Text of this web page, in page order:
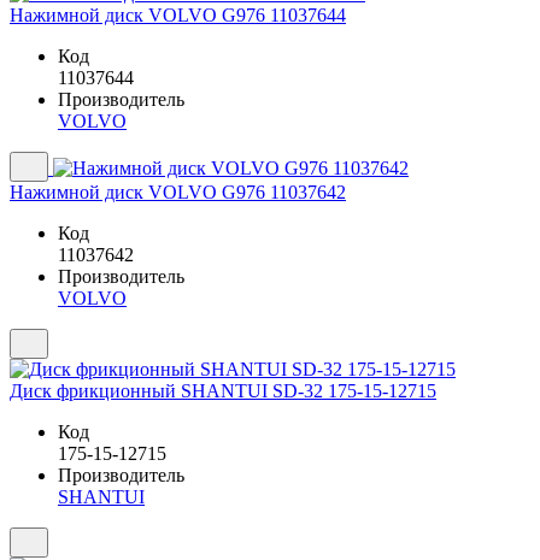
Нажимной диск VOLVO G976 11037644
Код
11037644
Производитель
VOLVO
Нажимной диск VOLVO G976 11037642
Код
11037642
Производитель
VOLVO
Диск фрикционный SHANTUI SD-32 175-15-12715
Код
175-15-12715
Производитель
SHANTUI